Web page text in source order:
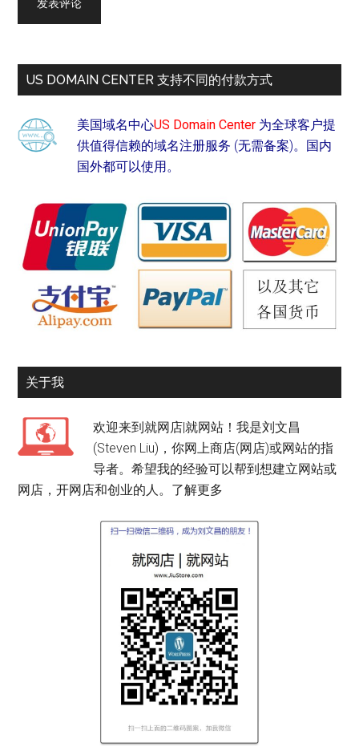
US DOMAIN CENTER 支持不同的付款方式
美国域名中心US Domain Center 为全球客户提
供值得信赖的域名注册服务 (无需备案)。国内
国外都可以使用。
关于我
欢迎来到就网店|就网站！我是刘文昌
(Steven Liu)，你网上商店(网店)或网站的指
导者。希望我的经验可以帮到想建立网站或
网店，开网店和创业的人。 了解更多